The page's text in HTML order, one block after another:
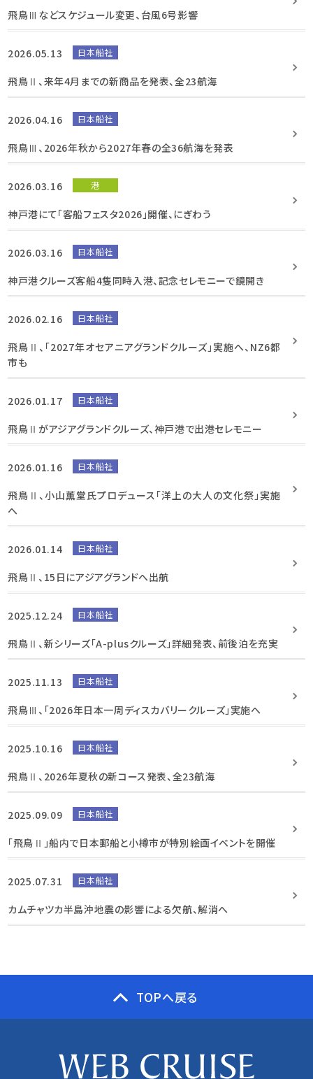
飛鳥Ⅲなどスケジュール変更、台風6号影響
2026.05.13 日本船社
飛鳥Ⅱ、来年4月までの新商品を発表、全23航海
2026.04.16 日本船社
飛鳥Ⅲ、2026年秋から2027年春の全36航海を発表
2026.03.16 港
神戸港にて「客船フェスタ2026」開催、にぎわう
2026.03.16 日本船社
神戸港クルーズ客船4隻同時入港、記念セレモニーで鏡開き
2026.02.16 日本船社
飛鳥Ⅱ、「2027年オセアニアグランドクルーズ」実施へ、NZ6都
市も
2026.01.17 日本船社
飛鳥Ⅱがアジアグランドクルーズ、神戸港で出港セレモニー
2026.01.16 日本船社
飛鳥Ⅱ、小山薫堂氏プロデュース「洋上の大人の文化祭」実施
へ
2026.01.14 日本船社
飛鳥Ⅱ、15日にアジアグランドへ出航
2025.12.24 日本船社
飛鳥Ⅱ、新シリーズ「A-plusクルーズ」詳細発表、前後泊を充実
2025.11.13 日本船社
飛鳥Ⅲ、「2026年日本一周ディスカバリークルーズ」実施へ
2025.10.16 日本船社
飛鳥Ⅱ、2026年夏秋の新コース発表、全23航海
2025.09.09 日本船社
「飛鳥Ⅱ」船内で日本郵船と小樽市が特別絵画イベントを開催
2025.07.31 日本船社
カムチャツカ半島沖地震の影響による欠航、解消へ
TOPへ戻る